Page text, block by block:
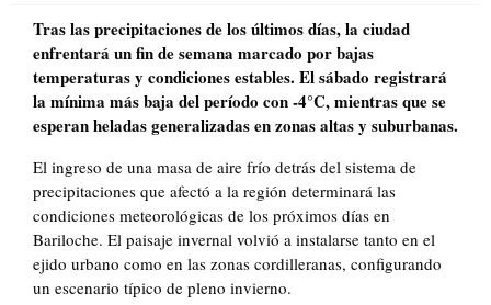
Tras las precipitaciones de los últimos días, la ciudad
enfrentará un fin de semana marcado por bajas
temperaturas y condiciones estables. El sábado registrará
la mínima más baja del período con -4°C, mientras que se
esperan heladas generalizadas en zonas altas y suburbanas.
El ingreso de una masa de aire frío detrás del sistema de
precipitaciones que afectó a la región determinará las
condiciones meteorológicas de los próximos días en
Bariloche. El paisaje invernal volvió a instalarse tanto en el
ejido urbano como en las zonas cordilleranas, configurando
un escenario típico de pleno invierno.